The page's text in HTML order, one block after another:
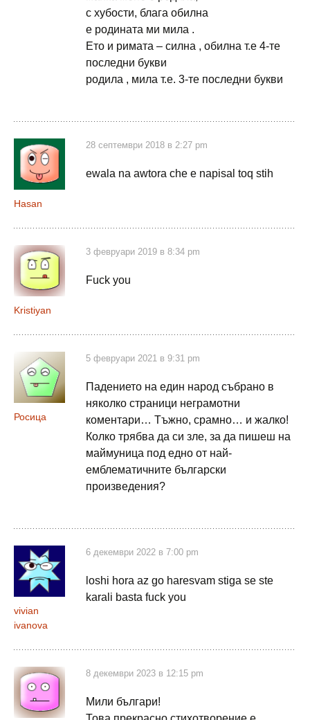
с хубости, блага обилна
е родината ми мила .
Ето и римата – силна , обилна т.е 4-те
последни букви
родила , мила т.е. 3-те последни букви
Hasan
28 септември 2018 в 2:27 pm
ewala na awtora che e napisal toq stih
Kristiyan
3 февруари 2019 в 8:34 pm
Fuck you
Росица
5 февруари 2021 в 9:31 pm
Падението на един народ събрано в
няколко страници неграмотни
коментари… Тъжно, срамно… и жалко!
Колко трябва да си зле, за да пишеш на
маймуница под едно от най-
емблематичните български
произведения?
vivian
ivanova
6 декември 2022 в 7:00 pm
loshi hora az go haresvam stiga se ste
karali basta fuck you
8 декември 2023 в 12:15 pm
Мили българи!